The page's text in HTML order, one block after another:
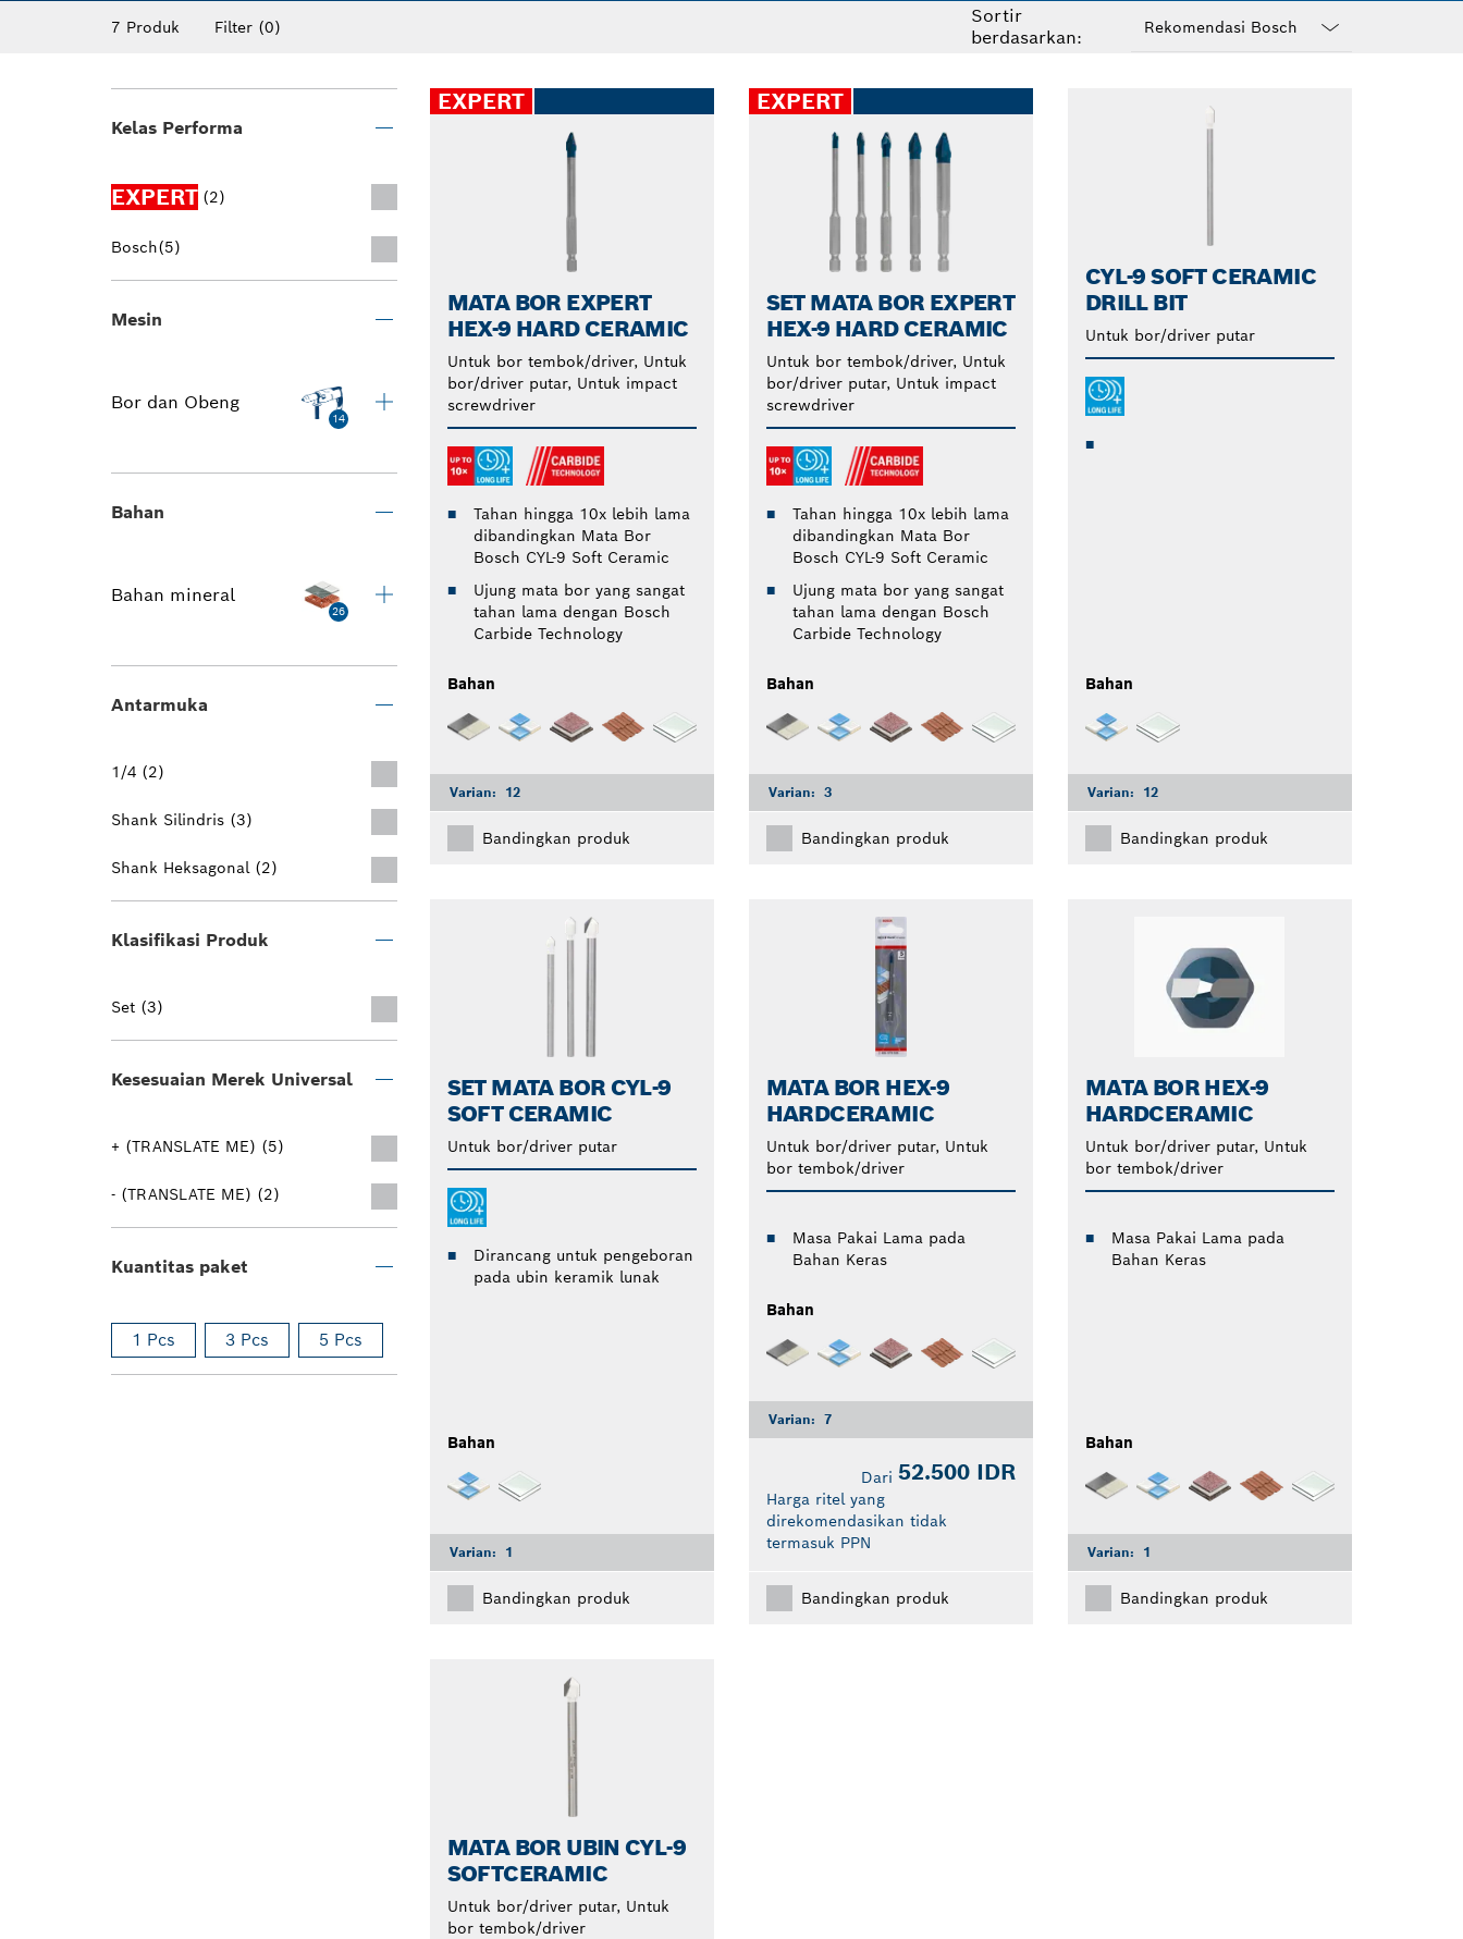
Bosch menawarkan berbagai macam mata bor pemotongan ubin yang menghadirkan cutter keramik dan pinggiran intan
7 Produk Filter (0)
Sortir
berdasarkan:
Kelas Performa
EXPERT (2)
Bosch(5)
Mesin
Bor dan Obeng
14
Bahan
Bahan mineral
26
Antarmuka
1/4 (2)
Shank Silindris (3)
Shank Heksagonal (2)
Klasifikasi Produk
Set (3)
Kesesuaian Merek Universal
+ (TRANSLATE ME) (5)
- (TRANSLATE ME) (2)
Kuantitas paket
1 Pcs 3 Pcs 5 Pcs
EXPERT
MATA BOR EXPERT
HEX-9 HARD CERAMIC
Untuk bor tembok/driver, Untuk
bor/driver putar, Untuk impact
screwdriver
Tahan hingga 10x lebih lama
dibandingkan Mata Bor
Bosch CYL-9 Soft Ceramic
Ujung mata bor yang sangat
tahan lama dengan Bosch
Carbide Technology
Bahan
Varian: 12
Bandingkan produk
EXPERT
SET MATA BOR EXPERT
HEX-9 HARD CERAMIC
Untuk bor tembok/driver, Untuk
bor/driver putar, Untuk impact
screwdriver
Tahan hingga 10x lebih lama
dibandingkan Mata Bor
Bosch CYL-9 Soft Ceramic
Ujung mata bor yang sangat
tahan lama dengan Bosch
Carbide Technology
Bahan
Varian: 3
Bandingkan produk
CYL-9 SOFT CERAMIC
DRILL BIT
Untuk bor/driver putar
Bahan
Varian: 12
Bandingkan produk
SET MATA BOR CYL-9
SOFT CERAMIC
Untuk bor/driver putar
Dirancang untuk pengeboran
pada ubin keramik lunak
Bahan
Varian: 1
Bandingkan produk
MATA BOR HEX-9
HARDCERAMIC
Untuk bor/driver putar, Untuk
bor tembok/driver
Masa Pakai Lama pada
Bahan Keras
Bahan
Varian: 7
Dari 52.500 IDR
Harga ritel yang
direkomendasikan tidak
termasuk PPN
Bandingkan produk
MATA BOR HEX-9
HARDCERAMIC
Untuk bor/driver putar, Untuk
bor tembok/driver
Masa Pakai Lama pada
Bahan Keras
Bahan
Varian: 1
Bandingkan produk
MATA BOR UBIN CYL-9
SOFTCERAMIC
Untuk bor/driver putar, Untuk
bor tembok/driver